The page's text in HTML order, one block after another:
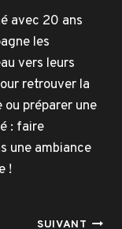
avec 20 ans
les
vers leurs
retrouver la
préparer une
: faire
une ambiance
!
SUIVANT